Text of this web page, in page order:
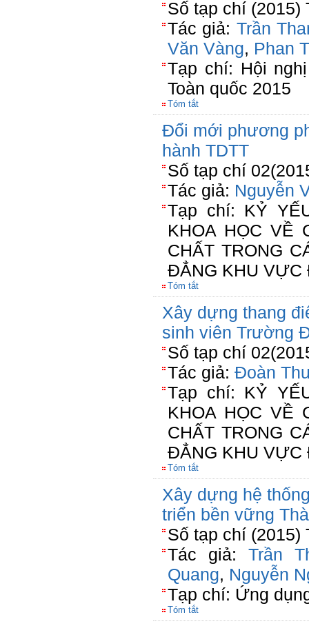
Số tạp chí (2015)
Tác giả: Trần
Văn Vàng, Phan
Tạp chí: Hội
Toàn quốc 2015
Tóm tắt
Đổi mới phương
hành TDTT
Số tạp chí
Tác giả: Nguyễn
Tạp chí: KỶ
KHOA HỌC VỀ
CHẤT TRONG
ĐẲNG KHU VỰC
Tóm tắt
Xây dựng thang
sinh viên Trường
Số tạp chí
Tác giả: Đoàn
Tạp chí: KỶ
KHOA HỌC VỀ
CHẤT TRONG
ĐẲNG KHU VỰC
Tóm tắt
Xây dựng hệ
triển bền vững
Số tạp chí (2015)
Tác giả:Trần
Quang, Nguyễn
Tạp chí: Ứng
Tóm tắt